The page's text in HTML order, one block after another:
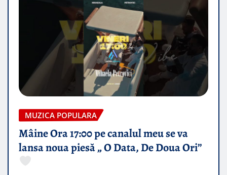
MUZICA POPULARA
Mâine Ora 17:00 pe canalul meu se va
lansa noua piesă „ O Data, De Doua Ori”